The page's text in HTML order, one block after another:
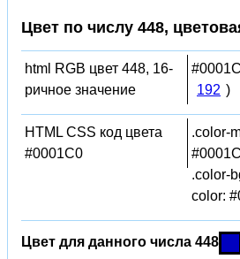
Цвет по числу 448,
html RGB цвет 448, 16-
ричное значение
192 )
HTML CSS код цвета
#0001C0
.color-
.color-
color:
Цвет для данного числа 448